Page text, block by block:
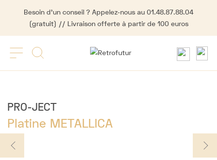
Besoin d'un conseil ? Appelez-nous au 01.48.87.88.04
(gratuit) // Livraison offerte à partir de 100 euros
PRO-JECT
Platine METALLICA